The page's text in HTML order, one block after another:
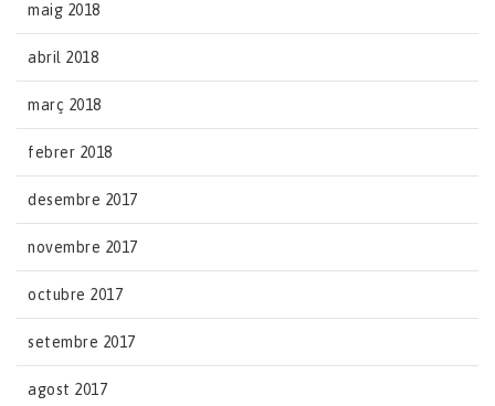
maig 2018
abril 2018
març 2018
febrer 2018
desembre 2017
novembre 2017
octubre 2017
setembre 2017
agost 2017